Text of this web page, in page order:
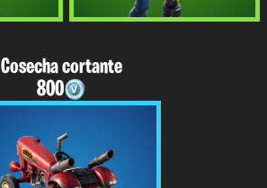
Cosecha cortante
800